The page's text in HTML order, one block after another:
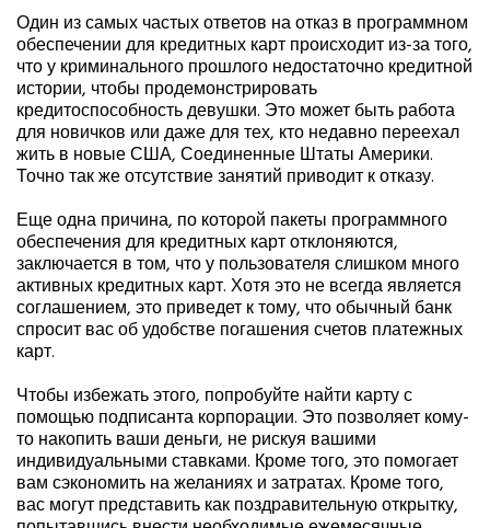
Один из самых частых ответов на отказ в программном
обеспечении для кредитных карт происходит из-за того,
что у криминального прошлого недостаточно кредитной
истории, чтобы продемонстрировать
кредитоспособность девушки. Это может быть работа
для новичков или даже для тех, кто недавно переехал
жить в новые США, Соединенные Штаты Америки.
Точно так же отсутствие занятий приводит к отказу.
Еще одна причина, по которой пакеты программного
обеспечения для кредитных карт отклоняются,
заключается в том, что у пользователя слишком много
активных кредитных карт. Хотя это не всегда является
соглашением, это приведет к тому, что обычный банк
спросит вас об удобстве погашения счетов платежных
карт.
Чтобы избежать этого, попробуйте найти карту с
помощью подписанта корпорации. Это позволяет кому-
то накопить ваши деньги, не рискуя вашими
индивидуальными ставками. Кроме того, это помогает
вам сэкономить на желаниях и затратах. Кроме того,
вас могут представить как поздравительную открытку,